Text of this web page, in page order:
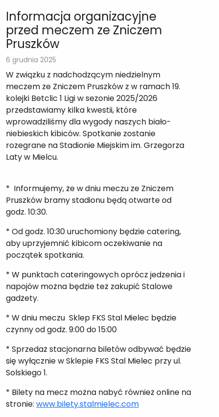
Informacja organizacyjne
przed meczem ze Zniczem
Pruszków
6 grudnia 2025
W związku z nadchodzącym niedzielnym
meczem ze Zniczem Pruszków z w ramach 19.
kolejki Betclic 1 Ligi w sezonie 2025/2026
przedstawiamy kilka kwestii, które
wprowadziliśmy dla wygody naszych biało-
niebieskich kibiców. Spotkanie zostanie
rozegrane na Stadionie Miejskim im. Grzegorza
Laty w Mielcu.
* Informujemy, że w dniu meczu ze Zniczem
Pruszków bramy stadionu będą otwarte od
godz. 10:30.
* Od godz. 10:30 uruchomiony będzie catering,
aby uprzyjemnić kibicom oczekiwanie na
początek spotkania.
* W punktach cateringowych oprócz jedzenia i
napojów można będzie też zakupić Stalowe
gadżety.
* W dniu meczu Sklep FKS Stal Mielec będzie
czynny od godz. 9:00 do 15:00
* Sprzedaż stacjonarna biletów odbywać będzie
się wyłącznie w Sklepie FKS Stal Mielec przy ul.
Solskiego 1.
* Bilety na mecz można nabyć również online na
stronie: www.bilety.stalmielec.com